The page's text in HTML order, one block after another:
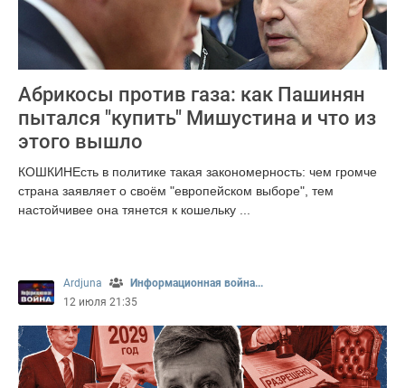
Абрикосы против газа: как Пашинян
пытался "купить" Мишустина и что из
этого вышло
КОШКИНЕсть в политике такая закономерность: чем громче
страна заявляет о своём "европейском выборе", тем
настойчивее она тянется к кошельку ...
Ardjuna
Информационная война...
12 июля 21:35